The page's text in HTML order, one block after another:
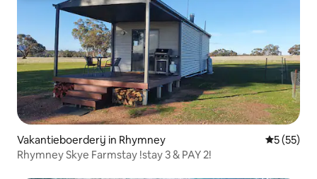
Vakantieboerderij in Rhymney
5 (55)
Rhymney Skye Farmstay !stay 3 & PAY 2!